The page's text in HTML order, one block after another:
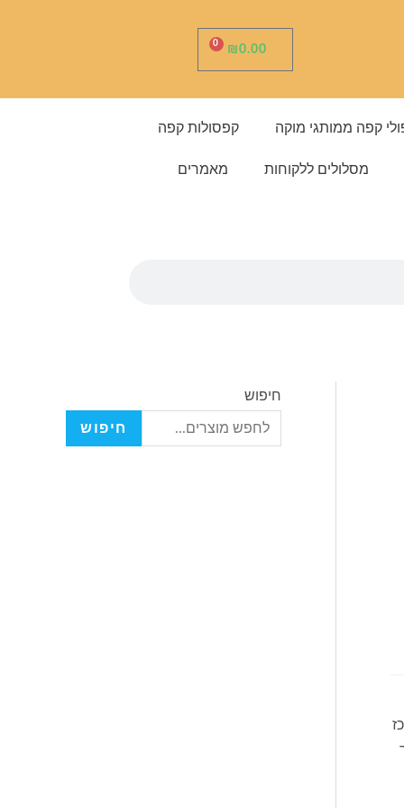
₪0.00
0
ע
ל
ק
י
ו קפה ממותגי מוקה קפסולות קפה
מסלולים ללקוחות מאמרים
חיפוש
חיפוש